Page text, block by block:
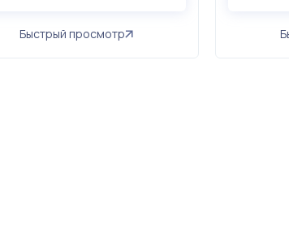
Быстрый просмотр